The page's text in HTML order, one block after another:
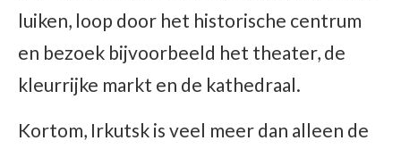
luiken, loop door het historische centrum
en bezoek bijvoorbeeld het theater, de
kleurrijke markt en de kathedraal.
Kortom, Irkutsk is veel meer dan alleen de